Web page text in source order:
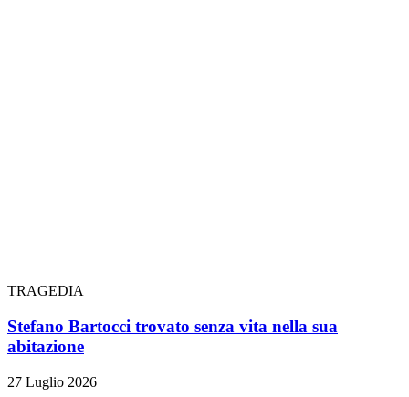
TRAGEDIA
Stefano Bartocci trovato senza vita nella sua
abitazione
27 Luglio 2026